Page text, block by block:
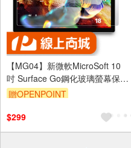
【MG04】新微軟MicroSoft 10
吋 Surface Go鋼化玻璃螢幕保護
貼
贈OPENPOINT
$299